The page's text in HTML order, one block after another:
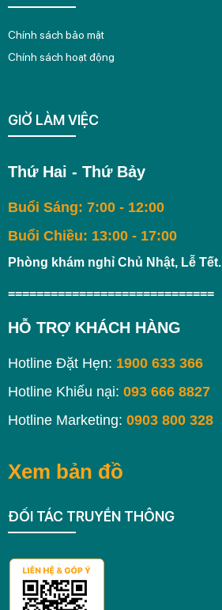
Chính sách bảo mật
Chính sách hoạt động
GIỜ LÀM VIỆC
Thứ Hai - Thứ Bảy
Buổi Sáng: 7:00 - 12:00
Buổi Chiều: 13:00 - 17:00
Phòng khám nghỉ Chủ Nhật, Lễ Tết.
=============================
HỖ TRỢ KHÁCH HÀNG
Hotline Đặt Hẹn: 1900 633 366
Hotline Khiếu nại: 093 666 8827
Hotline Marketing: 0903 800 328
Xem bản đồ
ĐỐI TÁC TRUYỀN THÔNG